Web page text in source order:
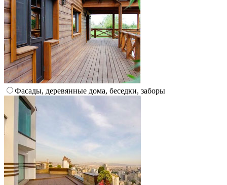
Фасады, деревянные дома, беседки, заборы